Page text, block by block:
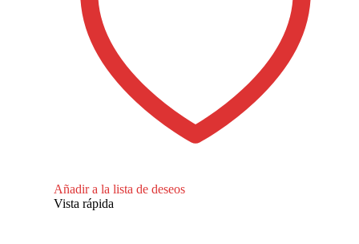
Añadir a la lista de deseos
Vista rápida